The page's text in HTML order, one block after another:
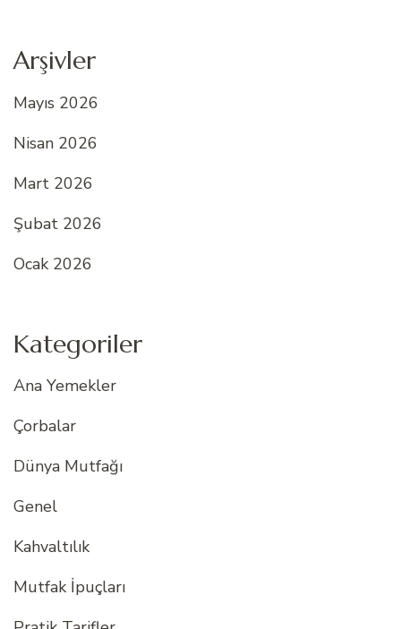
Arşivler
Mayıs 2026
Nisan 2026
Mart 2026
Şubat 2026
Ocak 2026
Kategoriler
Ana Yemekler
Çorbalar
Dünya Mutfağı
Genel
Kahvaltılık
Mutfak İpuçları